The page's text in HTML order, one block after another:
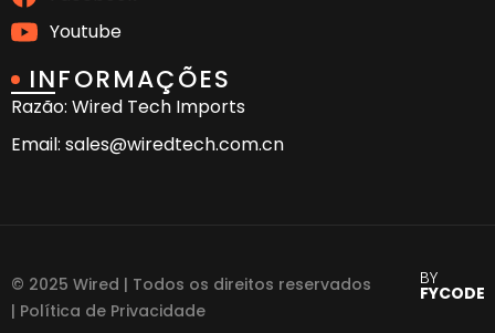
Youtube
INFORMAÇÕES
Razão: Wired Tech Imports
Email: sales@wiredtech.com.cn
© 2025 Wired | Todos os direitos reservados
| Política de Privacidade
BY
FYCODE